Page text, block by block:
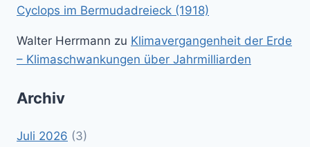
Cyclops im Bermudadreieck (1918)
Walter Herrmann zu Klimavergangenheit der Erde
– Klimaschwankungen über Jahrmilliarden
Archiv
Juli 2026 (3)